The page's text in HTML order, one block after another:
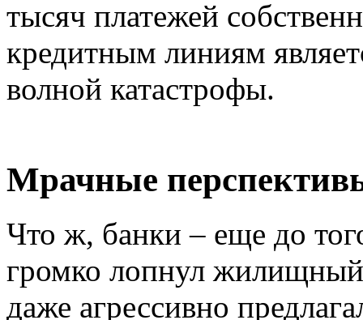
тысяч платежей
кредитным линиям
волной катастрофы.
Мрачные
Что ж, банки – еще до
громко лопнул
даже агрессивно